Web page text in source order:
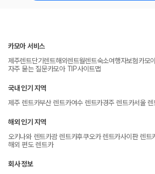
카모아 서비스
제주렌트단기렌트해외렌트월렌트숙소여행자보험카모
자주 묻는 질문카모아 TIP사이트맵
국내 인기 지역
제주 렌트카부산 렌트카여수 렌트카경주 렌트카서울 렌
해외 인기 지역
오키나와 렌트카괌 렌트카후쿠오카 렌트카사이판 렌트
해외 편도 렌트카
회사 정보